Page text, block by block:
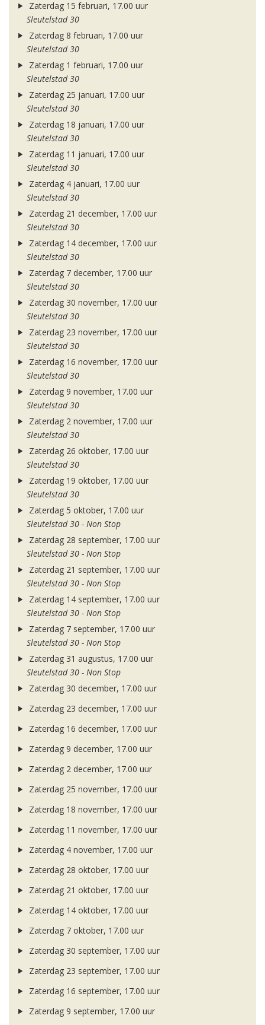
Zaterdag 15 februari, 17.00 uur
Sleutelstad 30
Zaterdag 8 februari, 17.00 uur
Sleutelstad 30
Zaterdag 1 februari, 17.00 uur
Sleutelstad 30
Zaterdag 25 januari, 17.00 uur
Sleutelstad 30
Zaterdag 18 januari, 17.00 uur
Sleutelstad 30
Zaterdag 11 januari, 17.00 uur
Sleutelstad 30
Zaterdag 4 januari, 17.00 uur
Sleutelstad 30
Zaterdag 21 december, 17.00 uur
Sleutelstad 30
Zaterdag 14 december, 17.00 uur
Sleutelstad 30
Zaterdag 7 december, 17.00 uur
Sleutelstad 30
Zaterdag 30 november, 17.00 uur
Sleutelstad 30
Zaterdag 23 november, 17.00 uur
Sleutelstad 30
Zaterdag 16 november, 17.00 uur
Sleutelstad 30
Zaterdag 9 november, 17.00 uur
Sleutelstad 30
Zaterdag 2 november, 17.00 uur
Sleutelstad 30
Zaterdag 26 oktober, 17.00 uur
Sleutelstad 30
Zaterdag 19 oktober, 17.00 uur
Sleutelstad 30
Zaterdag 5 oktober, 17.00 uur
Sleutelstad 30 - Non Stop
Zaterdag 28 september, 17.00 uur
Sleutelstad 30 - Non Stop
Zaterdag 21 september, 17.00 uur
Sleutelstad 30 - Non Stop
Zaterdag 14 september, 17.00 uur
Sleutelstad 30 - Non Stop
Zaterdag 7 september, 17.00 uur
Sleutelstad 30 - Non Stop
Zaterdag 31 augustus, 17.00 uur
Sleutelstad 30 - Non Stop
Zaterdag 30 december, 17.00 uur
Zaterdag 23 december, 17.00 uur
Zaterdag 16 december, 17.00 uur
Zaterdag 9 december, 17.00 uur
Zaterdag 2 december, 17.00 uur
Zaterdag 25 november, 17.00 uur
Zaterdag 18 november, 17.00 uur
Zaterdag 11 november, 17.00 uur
Zaterdag 4 november, 17.00 uur
Zaterdag 28 oktober, 17.00 uur
Zaterdag 21 oktober, 17.00 uur
Zaterdag 14 oktober, 17.00 uur
Zaterdag 7 oktober, 17.00 uur
Zaterdag 30 september, 17.00 uur
Zaterdag 23 september, 17.00 uur
Zaterdag 16 september, 17.00 uur
Zaterdag 9 september, 17.00 uur